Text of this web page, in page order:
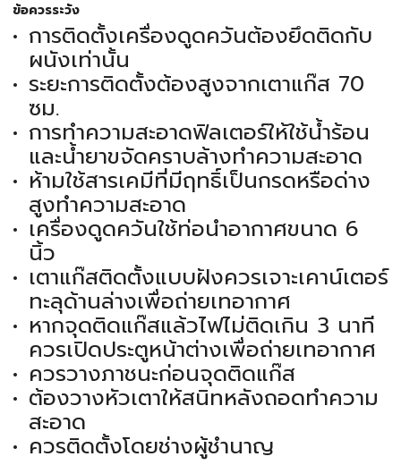
ข้อควรระวัง
การติดตั้งเครื่องดูดควันต้องยึดติดกับ
ผนังเท่านั้น
ระยะการติดตั้งต้องสูงจากเตาแก๊ส 70
ซม.
การทำความสะอาดฟิลเตอร์ให้ใช้น้ำร้อน
และน้ำยาขจัดคราบล้างทำความสะอาด
ห้ามใช้สารเคมีที่มีฤทธิ์เป็นกรดหรือด่าง
สูงทำความสะอาด
เครื่องดูดควันใช้ท่อนำอากาศขนาด 6
นิ้ว
เตาแก๊สติดตั้งแบบฝังควรเจาะเคาน์เตอร์
ทะลุด้านล่างเพื่อถ่ายเทอากาศ
หากจุดติดแก๊สแล้วไฟไม่ติดเกิน 3 นาที
ควรเปิดประตูหน้าต่างเพื่อถ่ายเทอากาศ
ควรวางภาชนะก่อนจุดติดแก๊ส
ต้องวางหัวเตาให้สนิทหลังถอดทำความ
สะอาด
ควรติดตั้งโดยช่างผู้ชำนาญ